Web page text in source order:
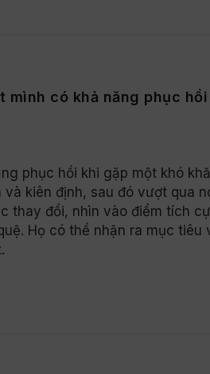
mình có khả năng phục
phục hồi khi gặp một khó
và kiên định, sau đó vượt qua
thay đổi, nhìn vào điểm tích
Họ có thể nhận ra mục